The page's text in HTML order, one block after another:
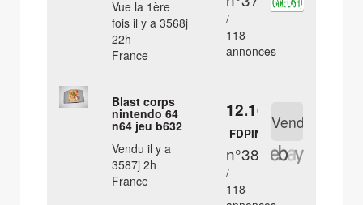
Vue la 1ère
fois il y a 3568j
22h
France
/
118
annonces
Blast corps
nintendo 64
n64 jeu b632
Vendu il y a
3587j 2h
France
12.16 €
FDPIN
n°38
/
118